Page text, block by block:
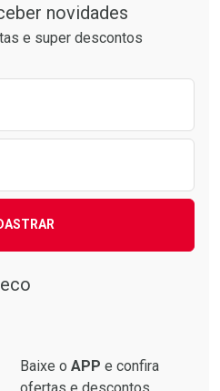
novidades
e super descontos
Baixe o APP e confira